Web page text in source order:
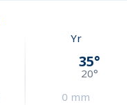
Yr
35°
20°
0 mm